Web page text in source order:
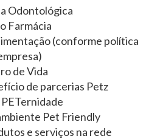
Odontológica
Farmácia
(conforme política
de Vida
de parcerias Petz
Pet Friendly
e serviços na rede